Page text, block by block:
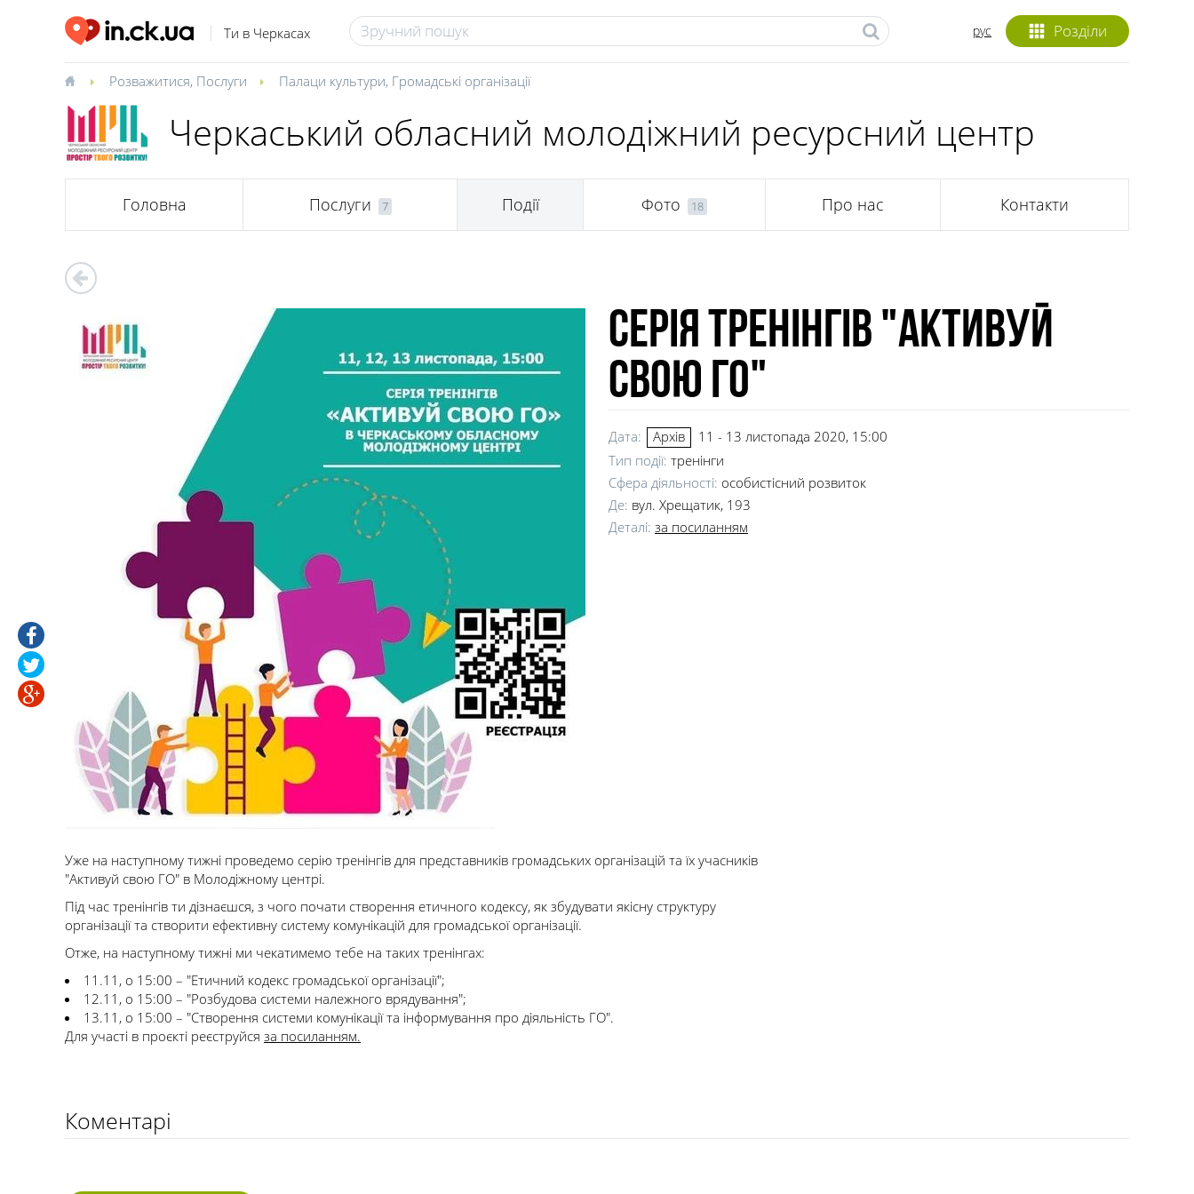
Ти в Черкасах Розділи
рус
Розважитися, Послуги Палаци культури, Громадські організації
Черкаський обласний молодіжний ресурсний центр
Головна Послуги 7 Події Фото 18 Про нас Контакти
Серія тренінгів "Активуй
свою ГО"
Дата: Архів
11 - 13 листопада 2020, 15:00
Тип події: тренінги
Сфера діяльності: особистісний розвиток
Де: вул. Хрещатик, 193
Деталі: за посиланням
Уже на наступному тижні проведемо серію тренінгів для представників громадських організацій та їх учасників
"Активуй свою ГО" в Молодіжному центрі.
Під час тренінгів ти дізнаєшся, з чого почати створення етичного кодексу, як збудувати якісну структуру
організації та створити ефективну систему комунікацій для громадської організації.
Отже, на наступному тижні ми чекатимемо тебе на таких тренінгах:
11.11, о 15:00 – "Етичний кодекс громадської організації";
12.11, о 15:00 – "Розбудова системи належного врядування";
13.11, о 15:00 – "Створення системи комунікації та інформування про діяльність ГО".
Для участі в проєкті реєструйся за посиланням.
Коментарі